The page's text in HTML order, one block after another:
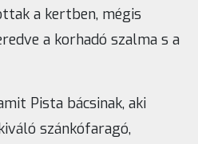
a kertben, mégis
a korhadó szalma s a
Pista bácsinak, aki
szánkófaragó,